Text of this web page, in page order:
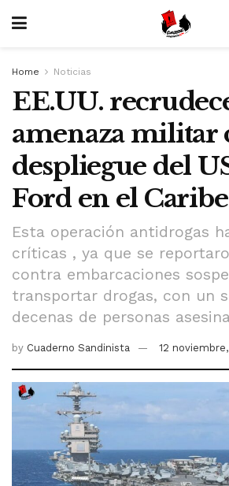
Home Noticias
EE.UU.
amenaza militar
despliegue del
Ford en el Caribe
Esta operación antidrogas
críticas , ya que se
contra embarcaciones
transportar drogas, con un
decenas de personas
by Cuaderno Sandinista 12